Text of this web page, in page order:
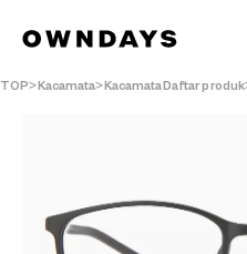
TOP Kacamata KacamataDaftar produk